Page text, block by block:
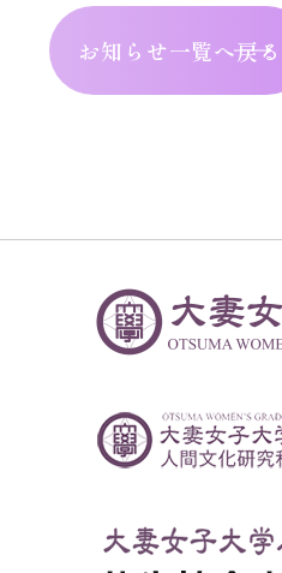
お知らせ一覧へ戻る